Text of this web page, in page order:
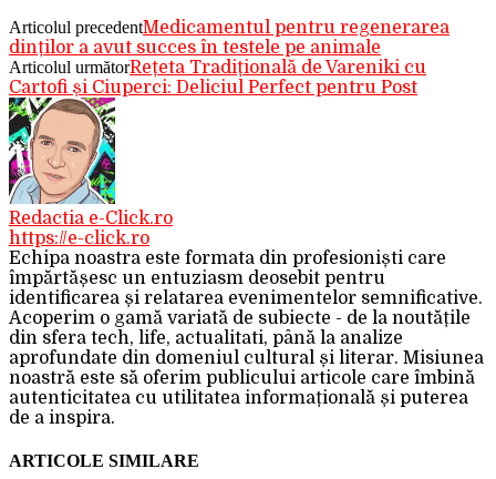
Articolul precedentMedicamentul pentru regenerarea
dinților a avut succes în testele pe animale
Articolul următorRețeta Tradițională de Vareniki cu
Cartofi și Ciuperci: Deliciul Perfect pentru Post
Redactia e-Click.ro
https://e-click.ro
Echipa noastra este formata din profesioniști care
împărtășesc un entuziasm deosebit pentru
identificarea și relatarea evenimentelor semnificative.
Acoperim o gamă variată de subiecte - de la noutățile
din sfera tech, life, actualitati, până la analize
aprofundate din domeniul cultural și literar. Misiunea
noastră este să oferim publicului articole care îmbină
autenticitatea cu utilitatea informațională și puterea
de a inspira.
ARTICOLE SIMILARE